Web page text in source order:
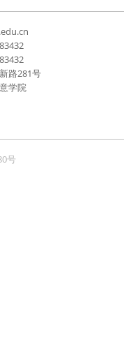
路281号
学院
号